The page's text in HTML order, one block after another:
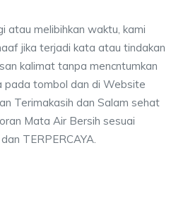
atau melibihkan waktu, kami
jika terjadi kata atau tindakan
kalimat tanpa mencntumkan
pada tombol dan di Website
Terimakasih dan Salam sehat
Mata Air Bersih sesuai
TERPERCAYA.